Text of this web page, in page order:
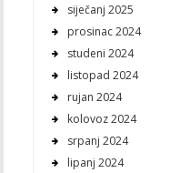
siječanj 2025
prosinac 2024
studeni 2024
listopad 2024
rujan 2024
kolovoz 2024
srpanj 2024
lipanj 2024